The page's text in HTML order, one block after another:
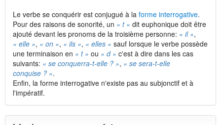
Le verbe se conquérir est conjugué à la forme interrogative.
Pour des raisons de sonorité, un « t » dit euphonique doit être
ajouté devant les pronoms de la troisième personne: « il »,
« elle », « on », « ils », « elles » sauf lorsque le verbe possède
une terminaison en « t » ou « d » c'est à dire dans les cas
suivants: « se conquerra-t-elle ? », « se sera-t-elle
conquise ? ».
Enfin, la forme interrogative n'existe pas au subjonctif et à
l'impératif.